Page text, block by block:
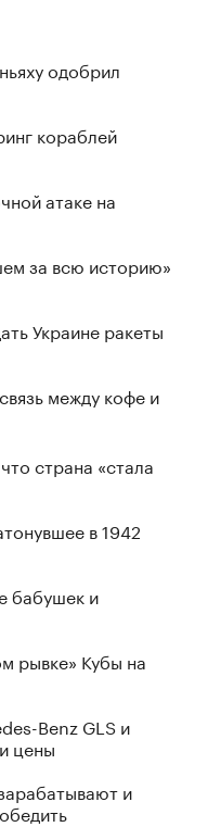
одобрил
кораблей
атаке на
за всю историю»
Украине ракеты
между кофе и
страна «стала
в 1942
бабушек и
рывке» Кубы на
Benz GLS и
цены
и